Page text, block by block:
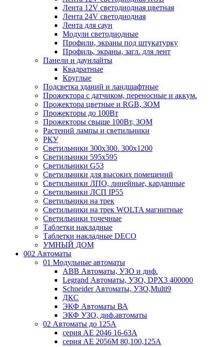
Лента 12V светодиодная цветная
Лента 24V светодиодная
Лента для саун
Модули светодиодные
Профили, экраны под штукатурку
Профиль, экраны, загл. для лент
Панели и даунлайты
Квадратные
Круглые
Подсветка зданий и ландшафтные
Прожектора с датчиком, переносные и аккум.
Прожектора цветные и RGB, ЗОМ
Прожекторы до 100Вт
Прожекторы свыше 100Вт, ЗОМ
Растений лампы и светильники
РКУ
Светильники 300х300. 300х1200
Светильники 595х595
Светильники G53
Светильники для высоких помещений
Светильники ЛПО, линейные, карданные
Светильники ЛСП IP55
Светильники на трек
Светильники на трек WOLTA магнитные
Светильники точечные
Таблетки накладные
Таблетки накладные DECO
УМНЫЙ ДОМ
002 Автоматы
01 Модульные автоматы
ABB Автоматы, УЗО и диф.
Legrand Автоматы, УЗО, DPX3 400000
Schneider Автоматы, УЗО,Multi9
ДКС
ЭКФ Автоматы ВА
ЭКФ УЗО, диф.автоматы
02 Автоматы до 125А
серия АЕ 2046 16-63А
серия АЕ 2056М 80,100,125А